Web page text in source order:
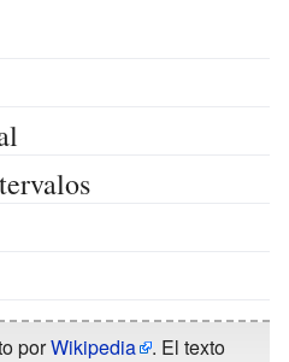
porWikipedia
. El texto